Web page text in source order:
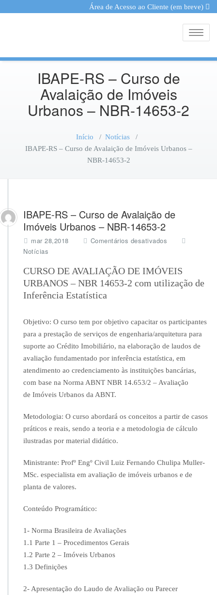
Área de Acesso ao Cliente (em breve)
IBAPE-RS – Curso de
Avalaição de Imóveis
Urbanos – NBR-14653-2
Início / Notícias/
IBAPE-RS – Curso de Avalaição de Imóveis Urbanos –
NBR-14653-2
IBAPE-RS – Curso de Avalaição de
Imóveis Urbanos – NBR-14653-2
mar 28,2018 Comentários desativados
B
A
P
S
–
C
u
s
o
A
v
a
i
ç
U
Notícias
CURSO DE AVALIAÇÃO DE IMÓVEIS
URBANOS – NBR 14653-2 com utilização de
Inferência Estatística
Objetivo: O curso tem por objetivo capacitar os participantes
para a prestação de serviços de engenharia/arquitetura para
suporte ao Crédito Imobiliário, na elaboração de laudos de
avaliação fundamentado por inferência estatística, em
atendimento ao credenciamento às instituições bancárias,
com base na Norma ABNT NBR 14.653/2 – Avaliação
de Imóveis Urbanos da ABNT.
Metodologia: O curso abordará os conceitos a partir de casos
práticos e reais, sendo a teoria e a metodologia de cálculo
ilustradas por material didático.
Ministrante: Profº Engº Civil Luiz Fernando Chulipa Muller-
MSc. especialista em avaliação de imóveis urbanos e de
planta de valores.
Conteúdo Programático:
1- Norma Brasileira de Avaliações
1.1 Parte 1 – Procedimentos Gerais
1.2 Parte 2 – Imóveis Urbanos
1.3 Definições
2- Apresentação do Laudo de Avaliação ou Parecer